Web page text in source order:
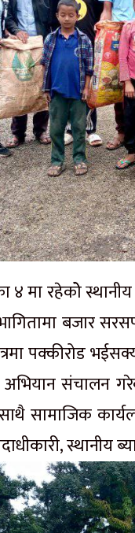
४ मा रहेकोे
बजार
पक्कीरोड
संचालन
सामाजिक
स्थानीय